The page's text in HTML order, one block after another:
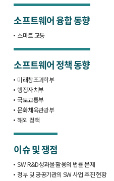
소프트웨어 융합 동향
스마트 교통
소프트웨어 정책 동향
미래창조과학부
행정자치부
국토교통부
문화체육관광부
해외 정책
이슈 및 쟁점
SW R&D성과물 활용의 법률 문제
정부 및 공공기관의 SW 사업 추진 현황